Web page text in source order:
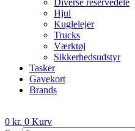
Diverse reservedele
Hjul
Kuglelejer
Trucks
Værktøj
Sikkerhedsudstyr
Tasker
Gavekort
Brands
0 kr. 0 Kurv